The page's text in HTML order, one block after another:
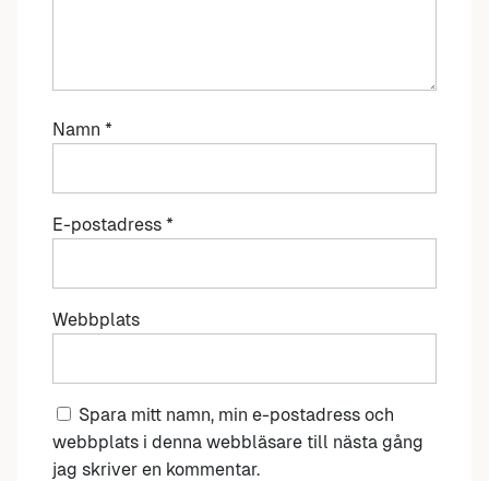
Namn *
E-postadress *
Webbplats
Spara mitt namn, min e-postadress och
webbplats i denna webbläsare till nästa gång
jag skriver en kommentar.